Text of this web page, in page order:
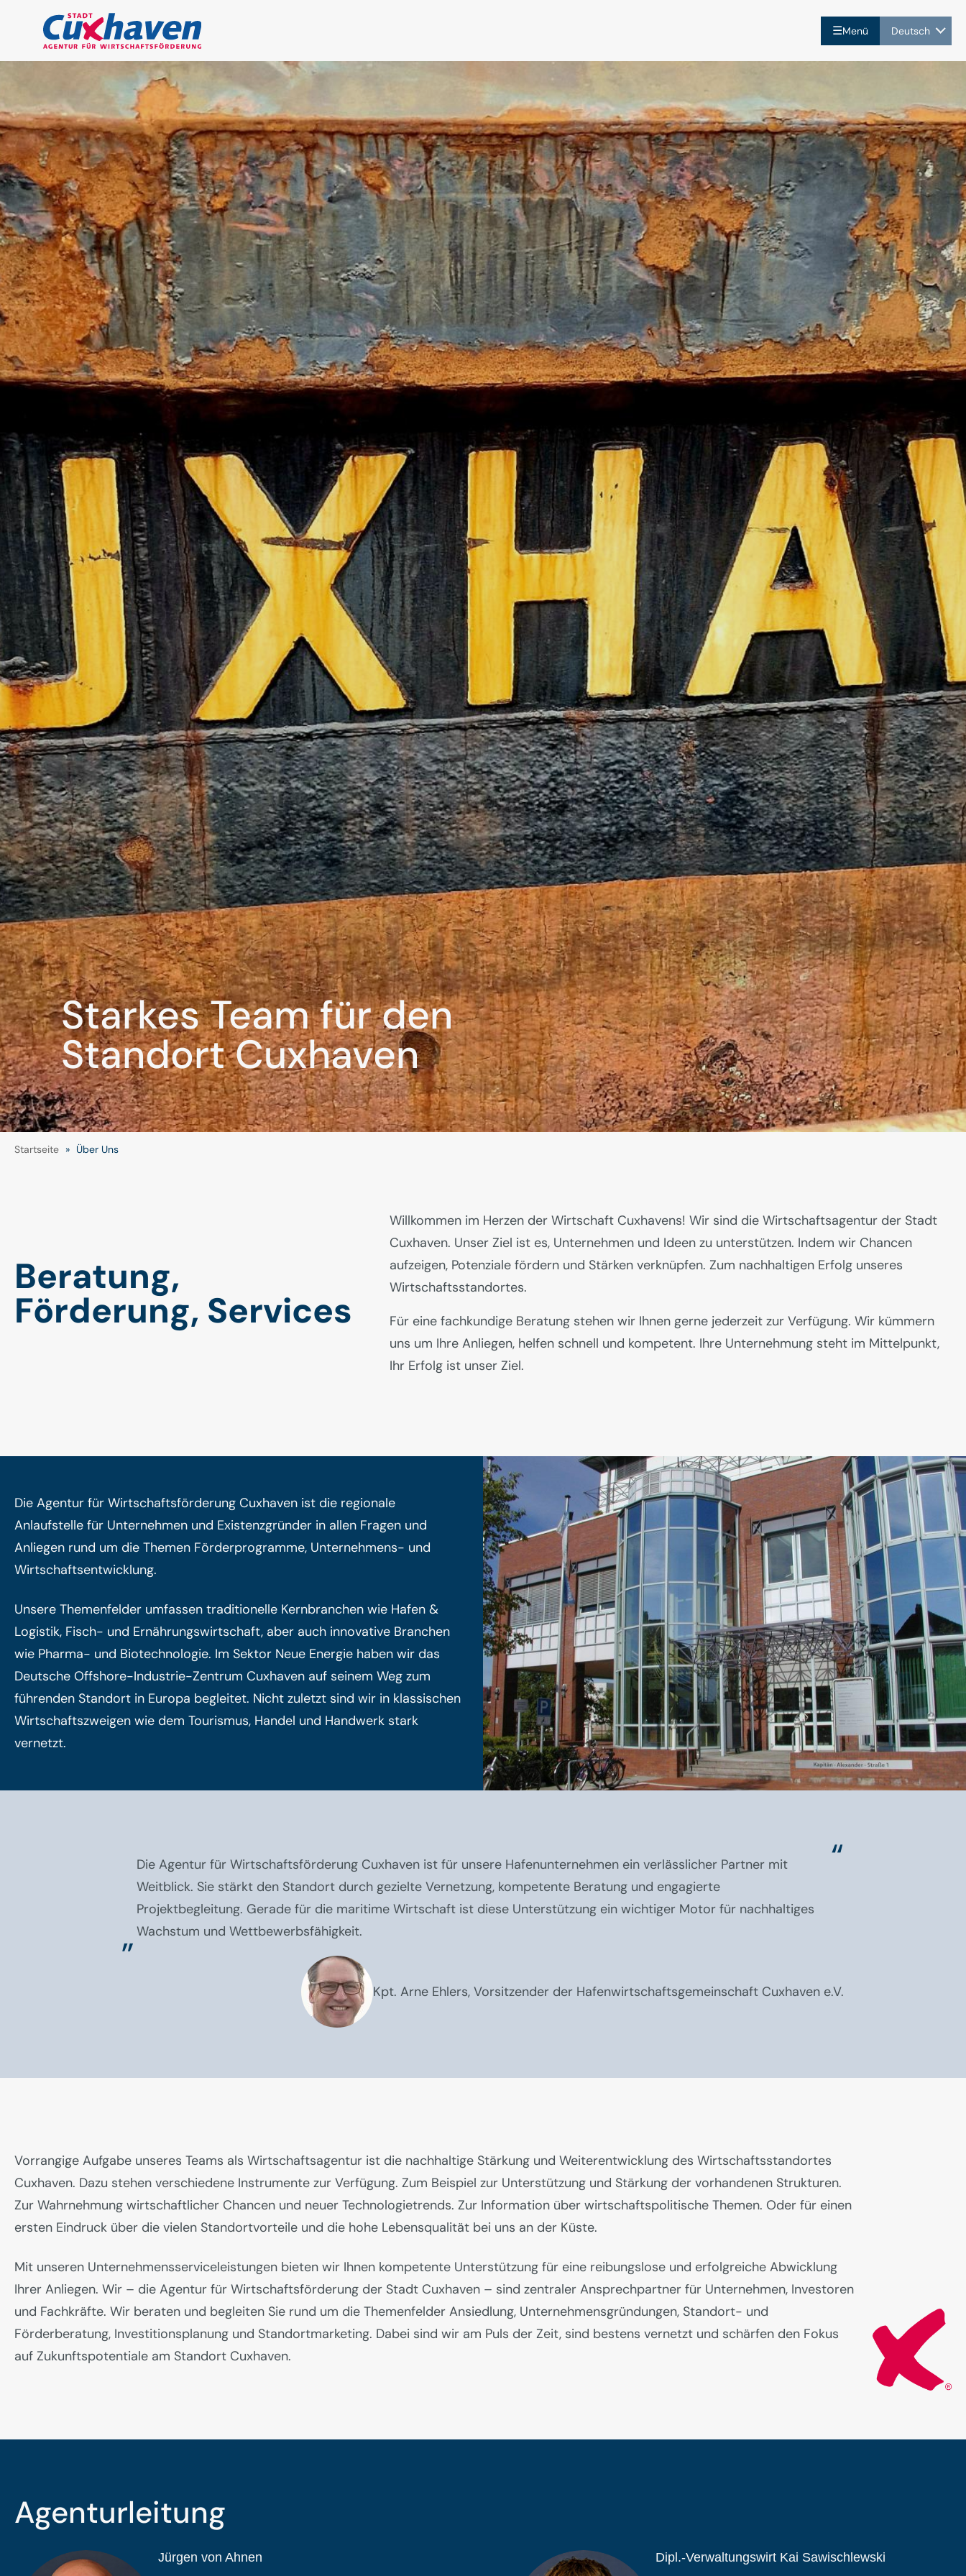
☰Menü
Starkes Team für den
Standort Cuxhaven
Startseite » Über Uns
Beratung,
Förderung, Services
Willkommen im Herzen der Wirtschaft Cuxhavens! Wir sind die Wirtschaftsagentur der Stadt
Cuxhaven. Unser Ziel ist es, Unternehmen und Ideen zu unterstützen. Indem wir Chancen
aufzeigen, Potenziale fördern und Stärken verknüpfen. Zum nachhaltigen Erfolg unseres
Wirtschaftsstandortes.
Für eine fachkundige Beratung stehen wir Ihnen gerne jederzeit zur Verfügung. Wir kümmern
uns um Ihre Anliegen, helfen schnell und kompetent. Ihre Unternehmung steht im Mittelpunkt,
Ihr Erfolg ist unser Ziel.
Die Agentur für Wirtschaftsförderung Cuxhaven ist die regionale
Anlaufstelle für Unternehmen und Existenzgründer in allen Fragen und
Anliegen rund um die Themen Förderprogramme, Unternehmens- und
Wirtschaftsentwicklung.
Unsere Themenfelder umfassen traditionelle Kernbranchen wie Hafen &
Logistik, Fisch- und Ernährungswirtschaft, aber auch innovative Branchen
wie Pharma- und Biotechnologie. Im Sektor Neue Energie haben wir das
Deutsche Offshore-Industrie-Zentrum Cuxhaven auf seinem Weg zum
führenden Standort in Europa begleitet. Nicht zuletzt sind wir in klassischen
Wirtschaftszweigen wie dem Tourismus, Handel und Handwerk stark
vernetzt.
Die Agentur für Wirtschaftsförderung Cuxhaven ist für unsere Hafenunternehmen ein verlässlicher Partner mit
Weitblick. Sie stärkt den Standort durch gezielte Vernetzung, kompetente Beratung und engagierte
Projektbegleitung. Gerade für die maritime Wirtschaft ist diese Unterstützung ein wichtiger Motor für nachhaltiges
Wachstum und Wettbewerbsfähigkeit.
Kpt. Arne Ehlers, Vorsitzender der Hafenwirtschaftsgemeinschaft Cuxhaven e.V.
Vorrangige Aufgabe unseres Teams als Wirtschaftsagentur ist die nachhaltige Stärkung und Weiterentwicklung des Wirtschaftsstandortes
Cuxhaven. Dazu stehen verschiedene Instrumente zur Verfügung. Zum Beispiel zur Unterstützung und Stärkung der vorhandenen Strukturen.
Zur Wahrnehmung wirtschaftlicher Chancen und neuer Technologietrends. Zur Information über wirtschaftspolitische Themen. Oder für einen
ersten Eindruck über die vielen Standortvorteile und die hohe Lebensqualität bei uns an der Küste.
Mit unseren Unternehmensserviceleistungen bieten wir Ihnen kompetente Unterstützung für eine reibungslose und erfolgreiche Abwicklung
Ihrer Anliegen. Wir – die Agentur für Wirtschaftsförderung der Stadt Cuxhaven – sind zentraler Ansprechpartner für Unternehmen, Investoren
und Fachkräfte. Wir beraten und begleiten Sie rund um die Themenfelder Ansiedlung, Unternehmensgründungen, Standort- und
Förderberatung, Investitionsplanung und Standortmarketing. Dabei sind wir am Puls der Zeit, sind bestens vernetzt und schärfen den Fokus
auf Zukunftspotentiale am Standort Cuxhaven.
Agenturleitung
Jürgen von Ahnen Dipl.-Verwaltungswirt Kai Sawischlewski